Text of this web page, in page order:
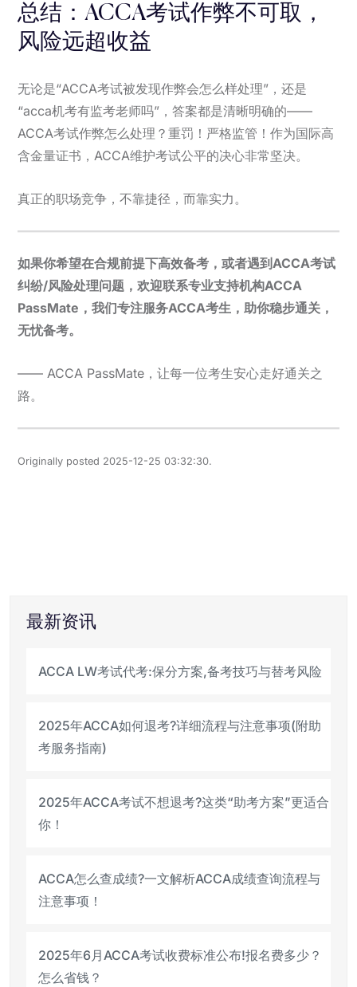
总结：ACCA考试作弊不可取，
风险远超收益
无论是“ACCA考试被发现作弊会怎么样处理”，还是
“acca机考有监考老师吗”，答案都是清晰明确的——
ACCA考试作弊怎么处理？重罚！严格监管！作为国际高
含金量证书，ACCA维护考试公平的决心非常坚决。
真正的职场竞争，不靠捷径，而靠实力。
如果你希望在合规前提下高效备考，或者遇到ACCA考试
纠纷/风险处理问题，欢迎联系专业支持机构ACCA
PassMate，我们专注服务ACCA考生，助你稳步通关，
无忧备考。
—— ACCA PassMate，让每一位考生安心走好通关之
路。
Originally posted 2025-12-25 03:32:30.
最新资讯
ACCA LW考试代考:保分方案,备考技巧与替考风险
2025年ACCA如何退考?详细流程与注意事项(附助
考服务指南)
2025年ACCA考试不想退考?这类“助考方案”更适合
你！
ACCA怎么查成绩?一文解析ACCA成绩查询流程与
注意事项！
2025年6月ACCA考试收费标准公布!报名费多少？
怎么省钱？